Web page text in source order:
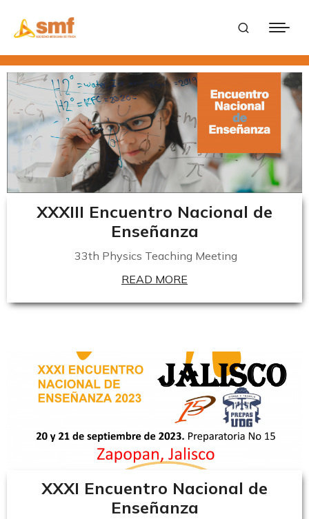
XXXIII Encuentro Nacional de
Enseñanza
33th Physics Teaching Meeting
READ MORE
XXXI Encuentro Nacional de
Enseñanza